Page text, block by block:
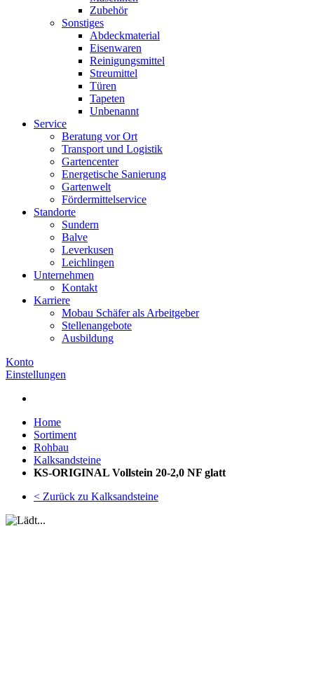
Zubehör
Sonstiges
Abdeckmaterial
Eisenwaren
Reinigungsmittel
Streumittel
Türen
Tapeten
Unbenannt
Service
Beratung vor Ort
Transport und Logistik
Gartencenter
Energetische Sanierung
Gartenwelt
Fördermittelservice
Standorte
Sundern
Balve
Leverkusen
Leichlingen
Unternehmen
Kontakt
Karriere
Mobau Schäfer als Arbeitgeber
Stellenangebote
Ausbildung
Konto
Einstellungen
Home
Sortiment
Rohbau
Kalksandsteine
KS-ORIGINAL Vollstein 20-2,0 NF glatt
< Zurück zu Kalksandsteine